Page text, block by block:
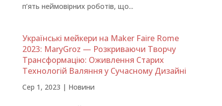
п’ять неймовірних роботів, що...
Українські мейкери на Maker Faire Rome
2023: MaryGroz — Розкриваючи Творчу
Трансформацію: Оживлення Старих
Технологій Валяння у Сучасному Дизайні
Сер 1, 2023 | Новини